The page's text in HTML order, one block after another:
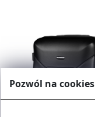
Pozwól na cookies